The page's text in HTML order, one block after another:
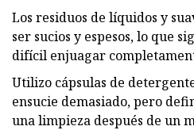
Los residuos de líquidos y
ser sucios y espesos, lo que
difícil enjuagar
Utilizo cápsulas de
ensucie demasiado, pero
una limpieza después de un